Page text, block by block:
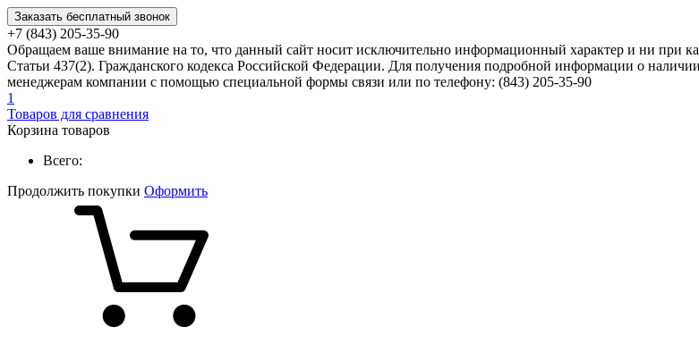
Заказать бесплатный звонок
+7 (843) 205-35-90
Обращаем ваше внимание на то, что данный сайт носит исключительно информационный характер и ни при
Статьи 437(2). Гражданского кодекса Российской Федерации. Для получения подробной информации о
менеджерам компании с помощью специальной формы связи или по телефону: (843) 205-35-90
1
Товаров для сравнения
Корзина товаров
Всего:
Продолжить покупки Оформить